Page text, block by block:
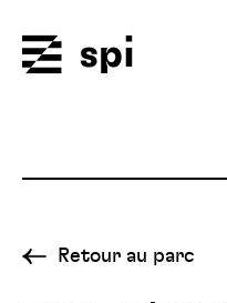
Retour au parc